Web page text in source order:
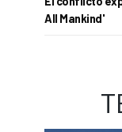
All Mankind'